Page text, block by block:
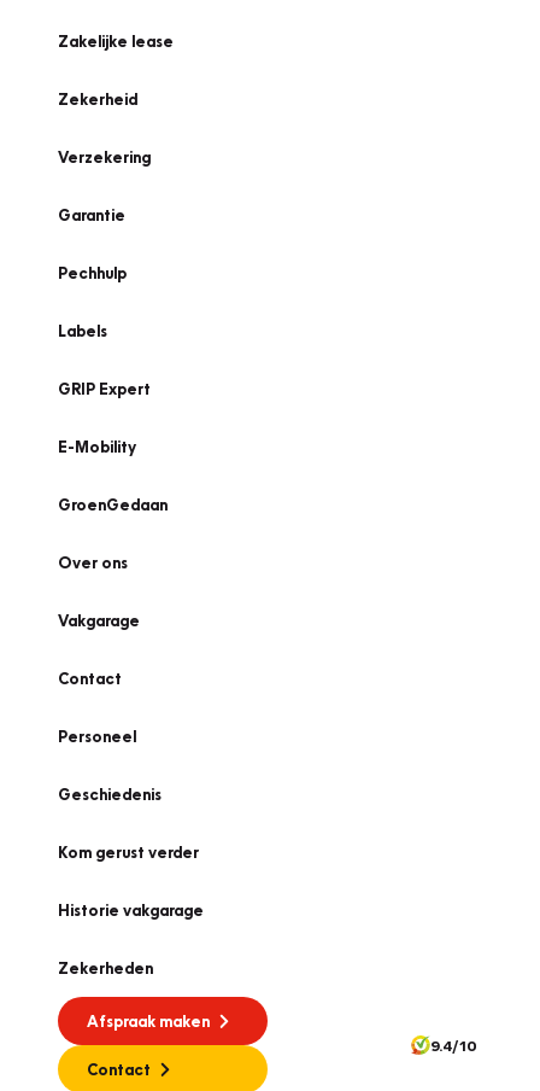
Zakelijke lease
Zekerheid
Verzekering
Garantie
Pechhulp
Labels
GRIP Expert
E-Mobility
GroenGedaan
Over ons
Vakgarage
Contact
Personeel
Geschiedenis
Kom gerust verder
Historie vakgarage
Zekerheden
Afspraak maken
Contact
9.4/10